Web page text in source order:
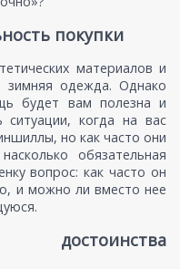
покупки
материалов и
одежда. Однако
будет вам полезна и
ситуации, когда на вас
но как часто они
обязательная
вопрос: как часто он
и можно ли вместо нее
достоинства